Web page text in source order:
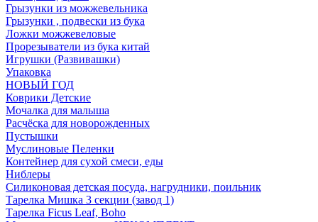
Грызунки из можжевельника
Грызунки , подвески из бука
Ложки можжевеловые
Прорезыватели из бука китай
Игрушки (Развивашки)
Упаковка
НОВЫЙ ГОД
Коврики Детские
Мочалка для малыша
Расчёска для новорожденных
Пустышки
Муслиновые Пеленки
Контейнер для сухой смеси, еды
Ниблеры
Силиконовая детская посуда, нагрудники, поильник
Тарелка Мишка 3 секции (завод 1)
Тарелка Ficus Leaf, Boho